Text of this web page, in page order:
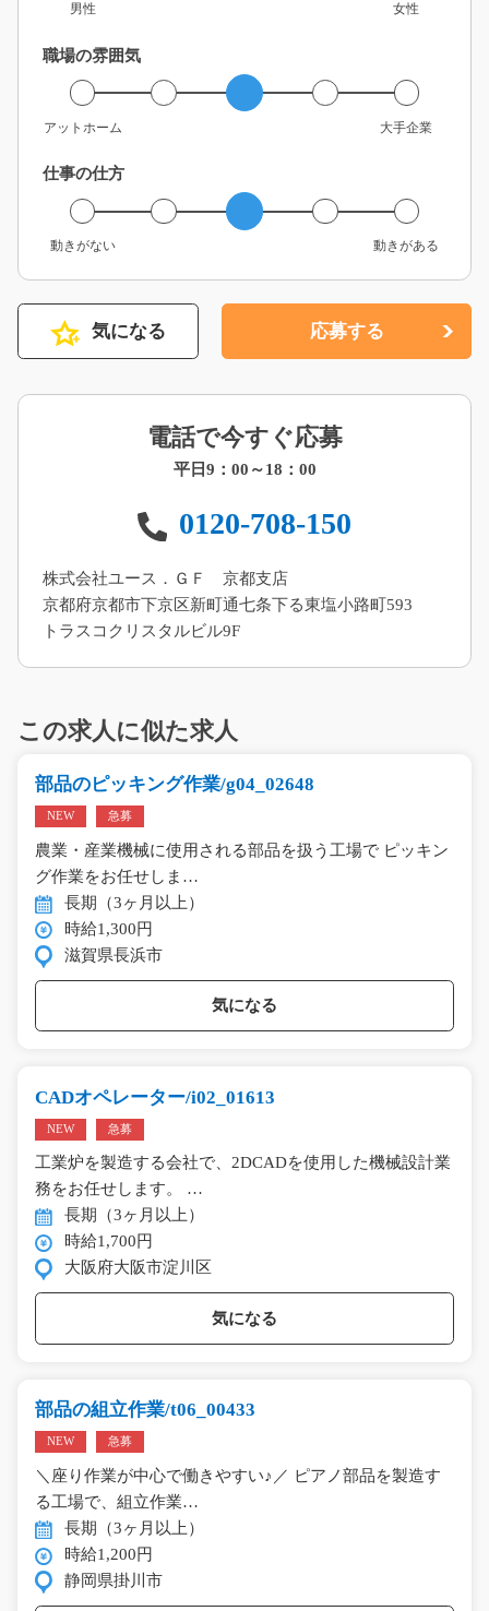
男性 女性
職場の雰囲気
アットホーム 大手企業
仕事の仕方
動きがない 動きがある
気になる 応募する
電話で今すぐ応募
平日9：00～18：00
0120-708-150
株式会社ユース．ＧＦ 京都支店
京都府京都市下京区新町通七条下る東塩小路町593
トラスコクリスタルビル9F
この求人に似た求人
部品のピッキング作業/g04_02648
NEW 急募
農業・産業機械に使用される部品を扱う工場で ピッキン
グ作業をお任せしま…
長期（3ヶ月以上）
時給1,300円
滋賀県長浜市
気になる
CADオペレーター/i02_01613
NEW 急募
工業炉を製造する会社で、2DCADを使用した機械設計業
務をお任せします。 …
長期（3ヶ月以上）
時給1,700円
大阪府大阪市淀川区
気になる
部品の組立作業/t06_00433
NEW 急募
＼座り作業が中心で働きやすい♪／ ピアノ部品を製造す
る工場で、組立作業…
長期（3ヶ月以上）
時給1,200円
静岡県掛川市